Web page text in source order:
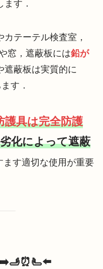
す．
テーテル検査室，
窓，遮蔽板には鉛が
遮蔽板は実質的に
す．
護具は完全防護
化によって遮蔽
す適切な使用が重要
➡️🫸⏰🫷⬅️